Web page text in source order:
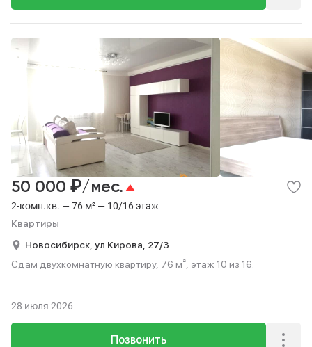
2-комн.кв. — 76 м² — 10/16 этаж
Квартиры
50 000 ₽/мес.
Новосибирск, ул Кирова, 27/3
Сдам двухкомнатную квартиру, 76 м², этаж 10 из 16.
Позвонить
28 июля 2026